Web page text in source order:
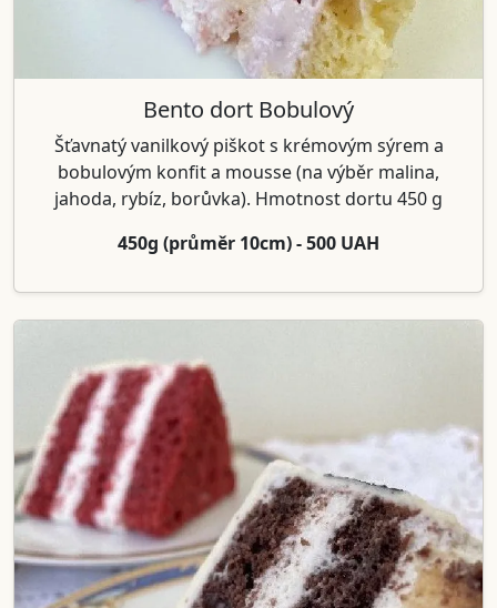
Bento dort Bobulový
Šťavnatý vanilkový piškot s krémovým sýrem a
bobulovým konfit a mousse (na výběr malina,
jahoda, rybíz, borůvka). Hmotnost dortu 450 g
450g (průměr 10cm) - 500 UAH